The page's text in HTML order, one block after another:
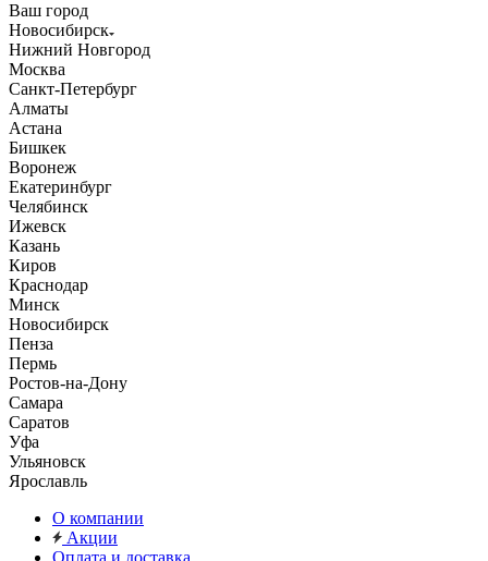
Ваш город
Новосибирск
Нижний Новгород
Москва
Санкт-Петербург
Алматы
Астана
Бишкек
Воронеж
Екатеринбург
Челябинск
Ижевск
Казань
Киров
Краснодар
Минск
Новосибирск
Пенза
Пермь
Ростов-на-Дону
Самара
Саратов
Уфа
Ульяновск
Ярославль
О компании
Акции
Оплата и доставка